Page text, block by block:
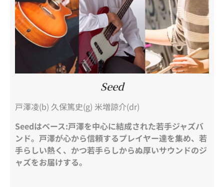
Seed
戸澤凌(b) 久保篤史(g) 米増諒介(dr)
Seedはベース:戸澤を中心に結成された若手ジャズバ
ンド。戸澤が心から信頼するプレイヤー達を集め、若
手らしい熱く、かつ若手らしからぬ厚いサウンドのジ
ャズをお届けする。